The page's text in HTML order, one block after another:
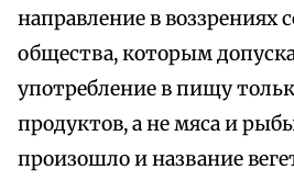
направление в воззрениях
общества, которым
употребление в пищу
продуктов, а не мяса и
произошло и название